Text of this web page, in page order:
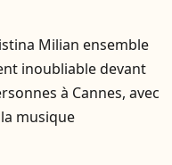
Milian ensemble
inoubliable devant
à Cannes, avec
musique